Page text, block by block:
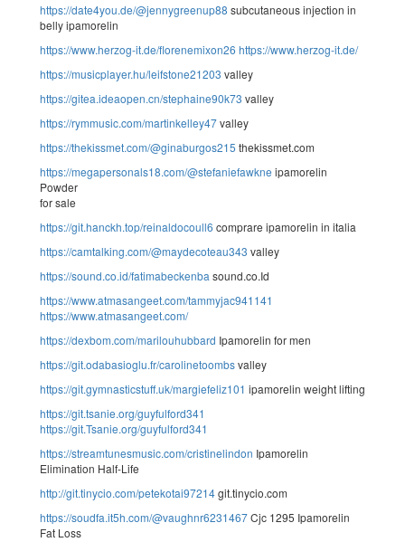
https://date4you.de/@jennygreenup88 subcutaneous injection in
belly ipamorelin
https://www.herzog-it.de/florenemixon26 https://www.herzog-it.de/
https://musicplayer.hu/leifstone21203 valley
https://gitea.ideaopen.cn/stephaine90k73 valley
https://rymmusic.com/martinkelley47valley
https://thekissmet.com/@ginaburgos215 thekissmet.com
https://megapersonals18.com/@stefaniefawkne ipamorelin
Powder
for sale
https://git.hanckh.top/reinaldocoull6 comprare ipamorelin in italia
https://camtalking.com/@maydecoteau343 valley
https://sound.co.id/fatimabeckenba sound.co.Id
https://www.atmasangeet.com/tammyjac941141
https://www.atmasangeet.com/
https://dexbom.com/marilouhubbard Ipamorelin for men
https://git.odabasioglu.fr/carolinetoombsvalley
https://git.gymnasticstuff.uk/margiefeliz101 ipamorelin weight lifting
https://git.tsanie.org/guyfulford341
https://git.Tsanie.org/guyfulford341
https://streamtunesmusic.com/cristinelindon Ipamorelin
Elimination Half-Life
http://git.tinycio.com/petekotai97214git.tinycio.com
https://soudfa.it5h.com/@vaughnr6231467Cjc 1295 Ipamorelin
Fat Loss